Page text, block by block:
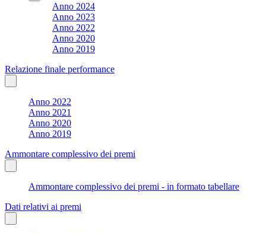
Anno 2024
Anno 2023
Anno 2022
Anno 2020
Anno 2019
Relazione finale performance
Anno 2022
Anno 2021
Anno 2020
Anno 2019
Ammontare complessivo dei premi
Ammontare complessivo dei premi - in formato tabellare
Dati relativi ai premi